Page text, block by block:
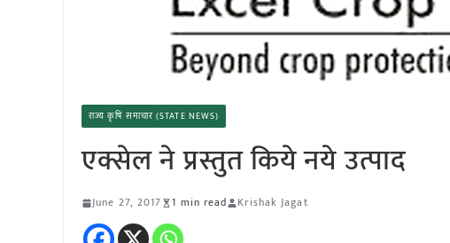
राज्य कृषि समाचार (STATE NEWS)
एक्सेल ने प्रस्तुत किये नये उत्पाद
June 27, 2017 1 min read Krishak Jagat